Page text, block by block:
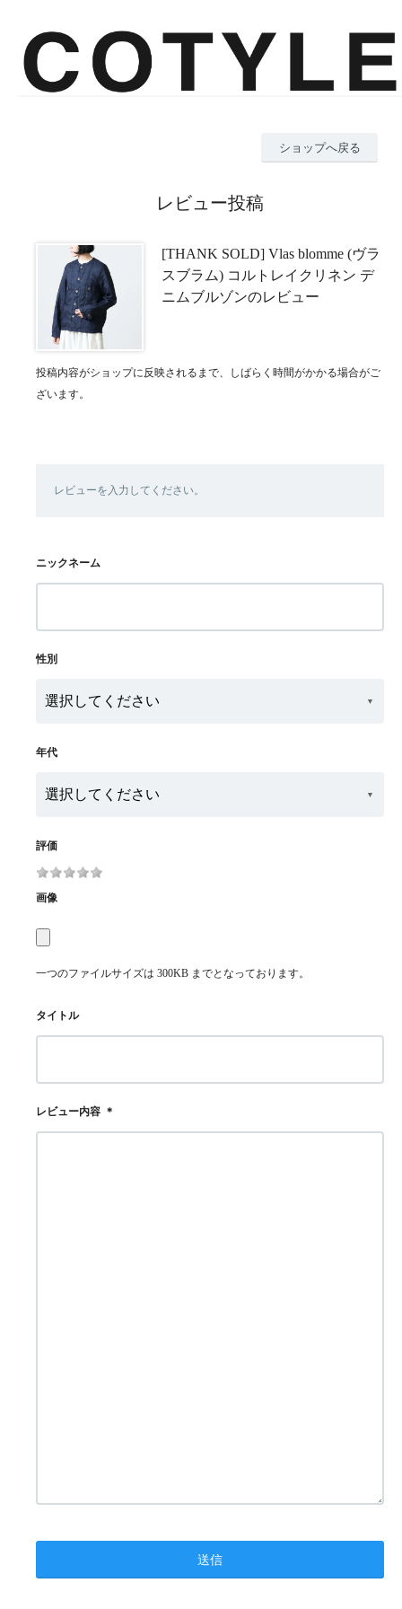
ショップへ戻る
レビュー投稿
[THANK SOLD] Vlas blomme (ヴラ
スブラム) コルトレイクリネン デ
ニムブルゾンのレビュー
投稿内容がショップに反映されるまで、しばらく時間がかかる場合がご
ざいます。
レビューを入力してください。
ニックネーム
性別
年代
評価
画像
一つのファイルサイズは 300KB までとなっております。
タイトル
レビュー内容 ＊